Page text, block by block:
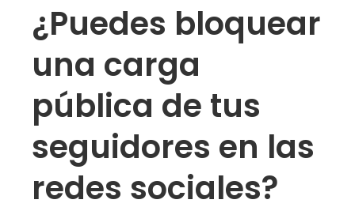
¿Puedes bloquear
una carga
pública de tus
seguidores en las
redes sociales?